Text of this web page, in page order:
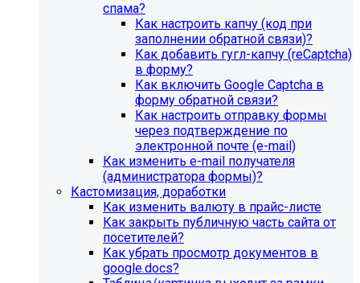
спама?
Как настроить капчу (код при
заполнении обратной связи)?
Как добавить гугл-капчу (reCaptcha)
в форму?
Как включить Google Captcha в
форму обратной связи?
Как настроить отправку формы
через подтверждение по
электронной почте (e-mail)
Как изменить e-mail получателя
(администратора формы)?
Кастомизация, доработки
Как изменить валюту в прайс-листе
Как закрыть публичную часть сайта от
посетителей?
Как убрать просмотр документов в
google.docs?